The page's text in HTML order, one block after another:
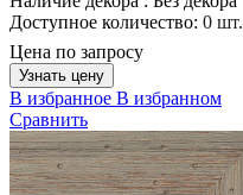
Доступное количество: 0 шт.
Цена по запросу
Узнать цену
В избранное В избранном
Сравнить